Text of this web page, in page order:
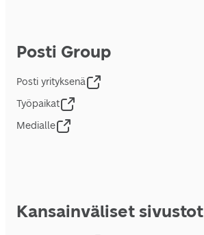
Posti Group
Posti yrityksenä
Työpaikat
Medialle
Kansainväliset sivustot